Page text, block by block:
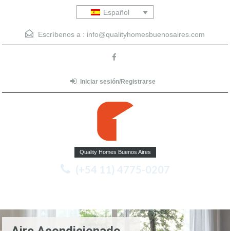
Español
Escríbenos a : info@qualityhomesbuenosaires.com
Iniciar sesión/Registrarse
Quality Homes Buenos Aires
(+54 11) 4775-0207